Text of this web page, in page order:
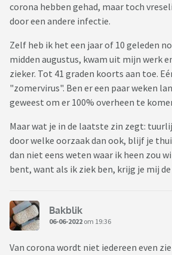
corona hebben gehad, maar toch
door een andere infectie.
Zelf heb ik het een jaar of 10 geleden
midden augustus, kwam uit mijn werk
zieker. Tot 41 graden koorts aan toe.
"zomervirus". Ben er een paar weken
geweest om er 100% overheen te
Maar wat je in de laatste zin zegt:
door welke oorzaak dan ook, blijf je
dan niet eens weten waar ik heen zou
bent, want als ik ziek ben, krijg je mij
Bakblik
06-06-2022 om 19:36
Van corona wordt niet iedereen even